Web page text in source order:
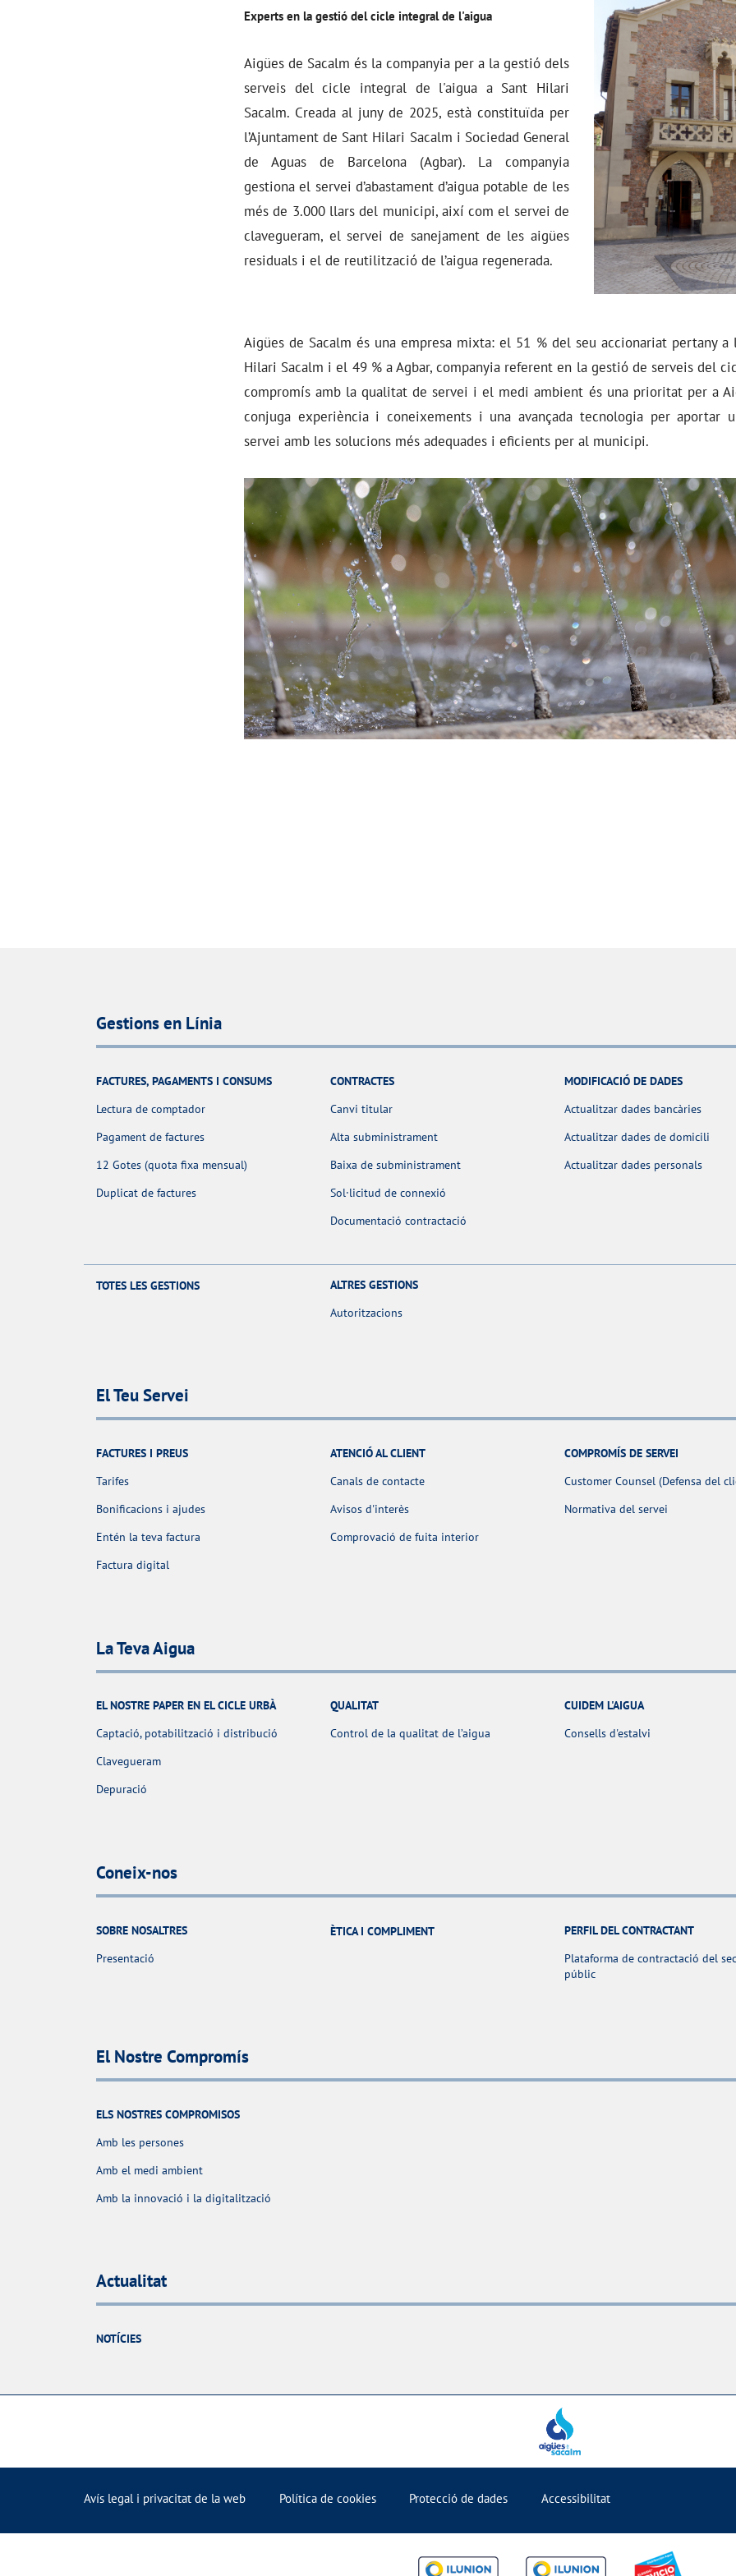
Experts en la gestió del cicle integral de l'aigua
Aigües de Sacalm és la companyia per a la gestió dels
serveis del cicle integral de l'aigua a Sant Hilari
Sacalm. Creada al juny de 2025, està constituïda per
l’Ajuntament de Sant Hilari Sacalm i Sociedad General
de Aguas de Barcelona (Agbar). La companyia
gestiona el servei d’abastament d’aigua potable de les
més de 3.000 llars del municipi, així com el servei de
clavegueram, el servei de sanejament de les aigües
residuals i el de reutilització de l’aigua regenerada.
Aigües de Sacalm és una empresa mixta: el 51 % del seu accionariat pertany a
Hilari Sacalm i el 49 % a Agbar, companyia referent en la gestió de serveis del
compromís amb la qualitat de servei i el medi ambient és una prioritat per a
conjuga experiència i coneixements i una avançada tecnologia per aportar
servei amb les solucions més adequades i eficients per al municipi.
Gestions en Línia
FACTURES, PAGAMENTS I CONSUMS
Lectura de comptador
Pagament de factures
12 Gotes (quota fixa mensual)
Duplicat de factures
CONTRACTES
Canvi titular
Alta subministrament
Baixa de subministrament
Sol·licitud de connexió
Documentació contractació
MODIFICACIÓ DE DADES
Actualitzar dades bancàries
Actualitzar dades de domicili
Actualitzar dades personals
TOTES LES GESTIONS
ALTRES GESTIONS
Autoritzacions
El Teu Servei
FACTURES I PREUS
Tarifes
Bonificacions i ajudes
Entén la teva factura
Factura digital
ATENCIÓ AL CLIENT
Canals de contacte
Avisos d'interès
Comprovació de fuita interior
COMPROMÍS DE SERVEI
Customer Counsel (Defensa del
Normativa del servei
La Teva Aigua
EL NOSTRE PAPER EN EL CICLE URBÀ
Captació, potabilització i distribució
Clavegueram
Depuració
QUALITAT
Control de la qualitat de l’aigua
CUIDEM L'AIGUA
Consells d'estalvi
Coneix-nos
SOBRE NOSALTRES
Presentació
ÈTICA I COMPLIMENT
PERFIL DEL CONTRACTANT
Plataforma de contractació del
públic
El Nostre Compromís
ELS NOSTRES COMPROMISOS
Amb les persones
Amb el medi ambient
Amb la innovació i la digitalització
Actualitat
NOTÍCIES
Avís legal i privacitat de la web Política de cookies Protecció de dades Accessibilitat